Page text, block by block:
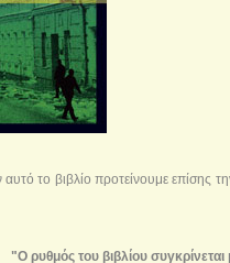
το βιβλίο προτείνουμε επίσης
"Ο ρυθμός του βιβλίου